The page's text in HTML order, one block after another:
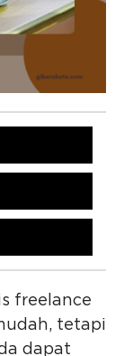
freelance
tetapi
dapat